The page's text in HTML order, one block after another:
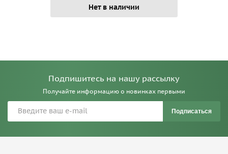
Нет в наличии
Подпишитесь на нашу рассылку
Получайте информацию о новинках первыми
Подписаться